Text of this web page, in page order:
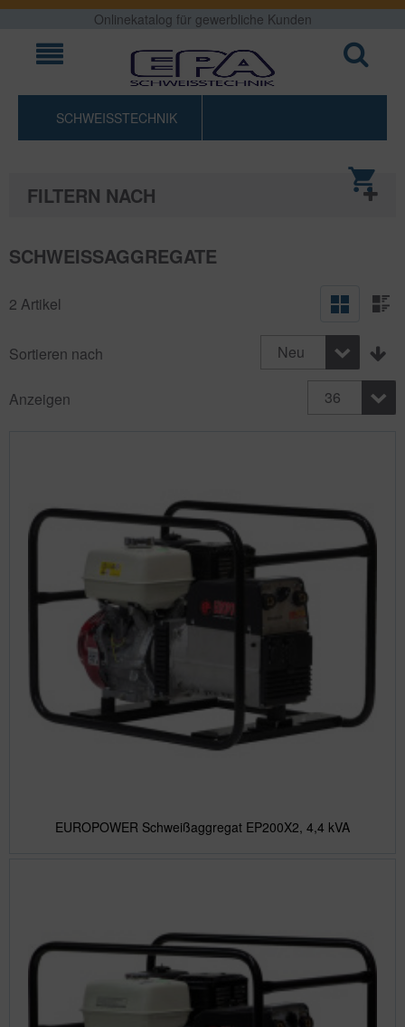
Onlinekatalog für gewerbliche Kunden
SCHWEISSTECHNIK
SCHWEISSAGGREGATE
2 Artikel
Sortieren nach Neu
Anzeigen 36
EUROPOWER Schweißaggregat EP200X2, 4,4 kVA
FILTERN NACH